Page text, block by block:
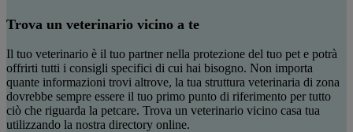
Trova un veterinario vicino a te
Il tuo veterinario è il tuo partner nella protezione del tuo pet e potrà
offrirti tutti i consigli specifici di cui hai bisogno. Non importa
quante informazioni trovi altrove, la tua struttura veterinaria di zona
dovrebbe sempre essere il tuo primo punto di riferimento per tutto
ciò che riguarda la petcare. Trova un veterinario vicino casa tua
utilizzando la nostra directory online.